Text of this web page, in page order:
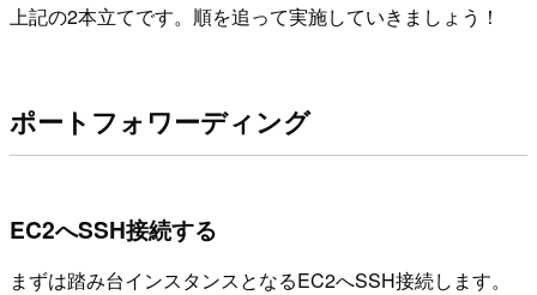
上記の2本立てです。順を追って実施していきましょう！
ポートフォワーディング
EC2へSSH接続する
まずは踏み台インスタンスとなるEC2へSSH接続します。